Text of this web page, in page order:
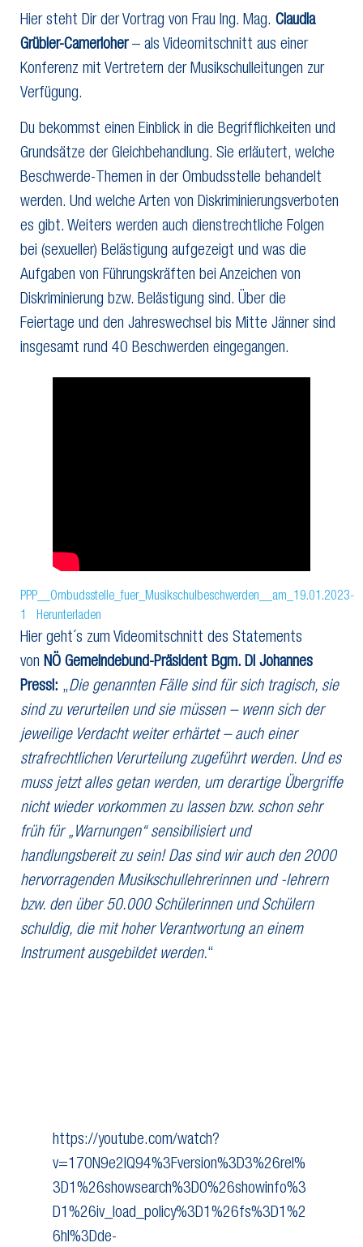
Hier steht Dir der Vortrag von Frau Ing. Mag. Claudia
Grübler-Camerloher – als Videomitschnitt aus einer
Konferenz mit Vertretern der Musikschulleitungen zur
Verfügung.
Du bekommst einen Einblick in die Begrifflichkeiten und
Grundsätze der Gleichbehandlung. Sie erläutert, welche
Beschwerde-Themen in der Ombudsstelle behandelt
werden. Und welche Arten von Diskriminierungsverboten
es gibt. Weiters werden auch dienstrechtliche Folgen
bei (sexueller) Belästigung aufgezeigt und was die
Aufgaben von Führungskräften bei Anzeichen von
Diskriminierung bzw. Belästigung sind. Über die
Feiertage und den Jahreswechsel bis Mitte Jänner sind
insgesamt rund 40 Beschwerden eingegangen.
PPP__Ombudsstelle_fuer_Musikschulbeschwerden__am_19.01.2023-
1
Herunterladen
Hier geht´s zum Videomitschnitt des Statements
von NÖ Gemeindebund-Präsident Bgm. DI Johannes
Pressl: „Die genannten Fälle sind für sich tragisch, sie
sind zu verurteilen und sie müssen – wenn sich der
jeweilige Verdacht weiter erhärtet – auch einer
strafrechtlichen Verurteilung zugeführt werden. Und es
muss jetzt alles getan werden, um derartige Übergriffe
nicht wieder vorkommen zu lassen bzw. schon sehr
früh für „Warnungen“ sensibilisiert und
handlungsbereit zu sein! Das sind wir auch den 2000
hervorragenden Musikschullehrerinnen und -lehrern
bzw. den über 50.000 Schülerinnen und Schülern
schuldig, die mit hoher Verantwortung an einem
Instrument ausgebildet werden.“
https://youtube.com/watch?
v=170N9e2lQ94%3Fversion%3D3%26rel%
3D1%26showsearch%3D0%26showinfo%3
D1%26iv_load_policy%3D1%26fs%3D1%2
6hl%3Dde-